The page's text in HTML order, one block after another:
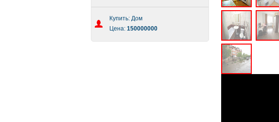
Купить: Дом
Цена: 150000000